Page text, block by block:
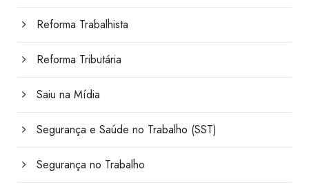
Reforma Trabalhista
Reforma Tributária
Saiu na Mídia
Segurança e Saúde no Trabalho (SST)
Segurança no Trabalho